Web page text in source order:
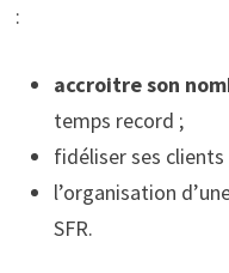
:
accroitre son
temps record ;
fidéliser ses clients
l’organisation
SFR.